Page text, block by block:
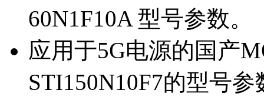
60N1F10A 型号参数。
应用于5G电源的国产
STI150N10F7的型号参